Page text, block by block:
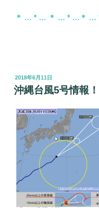
＊ … * … ＊ … * …＊
投
稿
日:
2018年6月11日
沖縄台風5号情報！